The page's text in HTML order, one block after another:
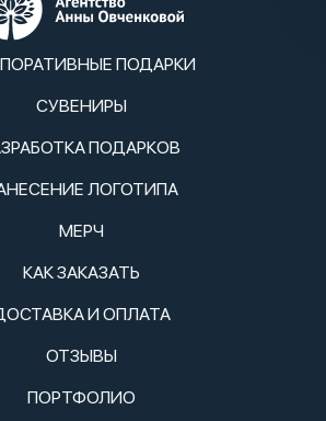
ПОДАРКИ
СУВЕНИРЫ
ПОДАРКОВ
ЛОГОТИПА
МЕРЧ
КАК ЗАКАЗАТЬ
И ОПЛАТА
ОТЗЫВЫ
ПОРТФОЛИО